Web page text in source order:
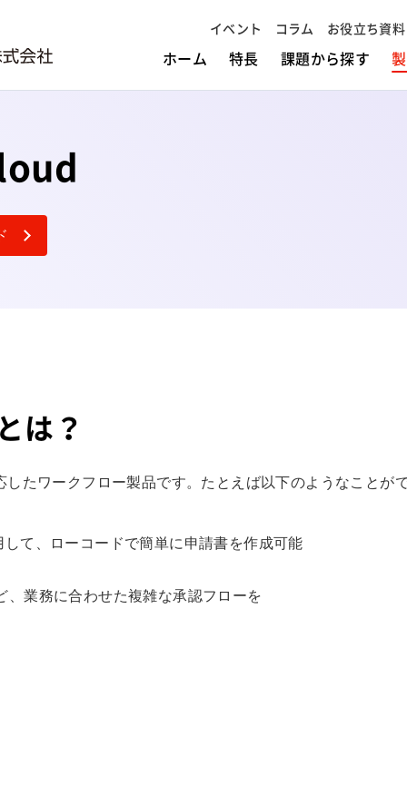
イベント コラム お役立ち資料
ホーム 特長 課題から探す
は？
ワークフロー製品です。たとえば以下のようなことが
て、ローコードで簡単に申請書を作成可能
業務に合わせた複雑な承認フローを